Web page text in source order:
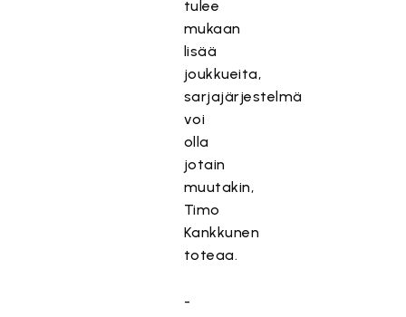
tulee
mukaan
lisää
joukkueita,
sarjajärjestelmä
voi
olla
jotain
muutakin,
Timo
Kankkunen
toteaa.
-